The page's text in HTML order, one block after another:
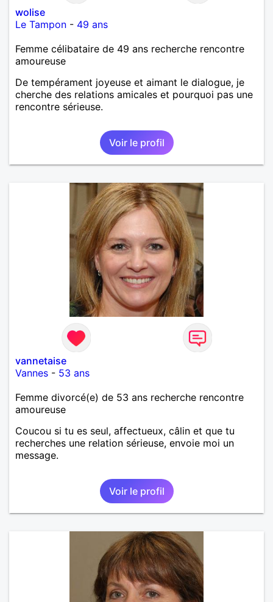
wolise
Le Tampon - 49 ans
Femme célibataire de 49 ans recherche rencontre
amoureuse
De tempérament joyeuse et aimant le dialogue, je
cherche des relations amicales et pourquoi pas une
rencontre sérieuse.
Voir le profil
vannetaise
Vannes - 53 ans
Femme divorcé(e) de 53 ans recherche rencontre
amoureuse
Coucou si tu es seul, affectueux, câlin et que tu
recherches une relation sérieuse, envoie moi un
message.
Voir le profil